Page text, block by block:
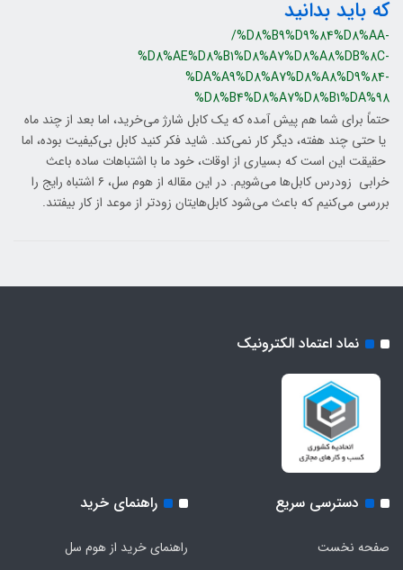
که باید بدانید
/%D8%B9%D9%84%D8%AA-
%D8%AE%D8%B1%D8%A7%D8%A8%DB%8C-
%DA%A9%D8%A7%D8%A8%D9%84-
%D8%B4%D8%A7%D8%B1%DA%98
حتماً برای شما هم پیش آمده که یک کابل شارژ می‌خرید، اما بعد از چند ماه
یا حتی چند هفته، دیگر کار نمی‌کند. شاید فکر کنید کابل بی‌کیفیت بوده، اما
حقیقت این است که بسیاری از اوقات، خود ما با اشتباهات ساده باعث
خرابی زودرس کابل‌ها می‌شویم. در این مقاله از هوم سل، ۶ اشتباه رایج را
بررسی می‌کنیم که باعث می‌شود کابل‌هایتان زودتر از موعد از کار بیفتند.
نماد اعتماد الکترونیک
دسترسی سریع
صفحه نخست
راهنمای خرید
راهنمای خرید از هوم سل